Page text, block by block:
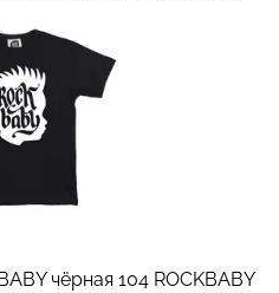
чёрная 104 ROCKBABY